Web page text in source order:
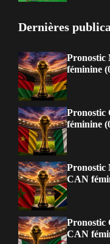
Dernières
Pronostic
féminine
Pronostic
féminine
Pronostic
CAN
Pronostic
CAN